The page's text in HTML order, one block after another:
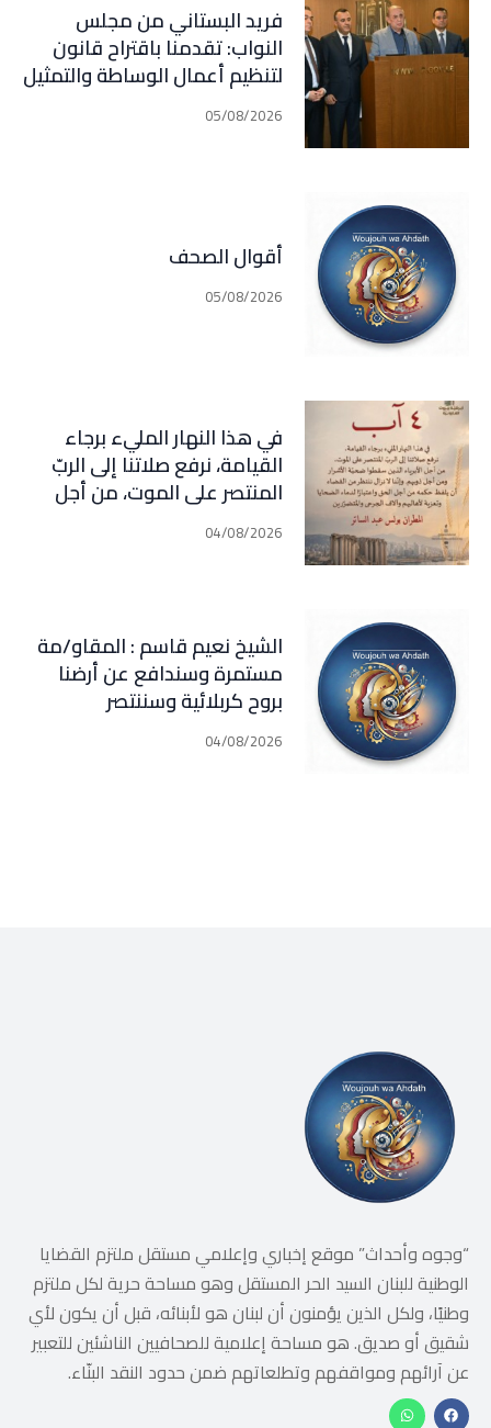
فريد البستاني من مجلس
النواب: تقدمنا باقتراح قانون
لتنظيم أعمال الوساطة والتمثيل
في مجال التأمين الذي اصبح في
مرحلة النقاش الرسمي
05/08/2026
أقوال الصحف
05/08/2026
في هذا النهار المليء برجاء
القيامة، نرفع صلاتنا إلى الربّ
المنتصر على الموت، من أجل
الأبرياء الذين سقطوا ضحيّة
الأشرار ومن أجل ذويهم. وإننا لا
لدماء الضحايا وتعزية لأهاليهم
وآلاف الجرحى
والمتضررين(المطران بولس عبد
الساتر)
04/08/2026
الشيخ نعيم قاسم : المقاو/مة
مستمرة وسندافع عن أرضنا
بروح كربلائية وسننتصر
04/08/2026
“وجوه وأحداث” موقع إخباري وإعلامي مستقل ملتزم القضايا
الوطنية للبنان السيد الحر المستقل وهو مساحة حرية لكل ملتزم
وطنيًا، ولكل الذين يؤمنون أن لبنان هو لأبنائه، قبل أن يكون لأي
شقيق أو صديق. هو مساحة إعلامية للصحافيين الناشئين للتعبير
عن آرائهم ومواقفهم وتطلعاتهم ضمن حدود النقد البنّاء.